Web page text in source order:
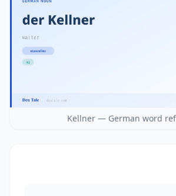
Kellner — German word